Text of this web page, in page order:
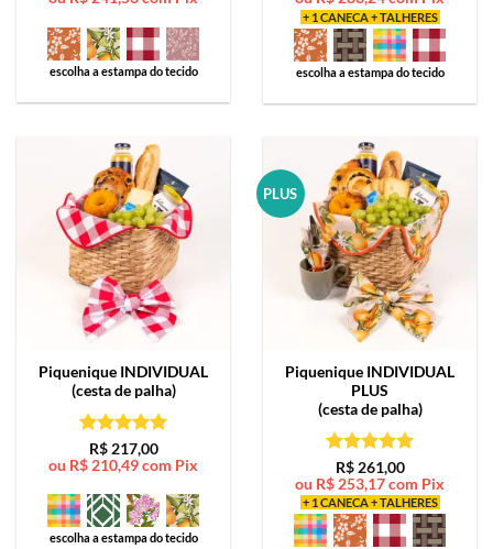
escolha a estampa do tecido
+ 1 CANECA + TALHERES
escolha a estampa do tecido
Piquenique INDIVIDUAL
(cesta de palha)
Avaliação5
de 5
R$217,00
ou R$ 210,49com Pix
escolha a estampa do tecido
PLUS
Piquenique INDIVIDUAL
PLUS
(cesta de palha)
Avaliação5
de 5
R$261,00
ou R$ 253,17com Pix
+ 1 CANECA + TALHERES